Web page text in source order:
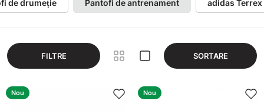
de drumeție Pantofi de antrenament adidas Terrex
FILTRE SORTARE
Nou Nou